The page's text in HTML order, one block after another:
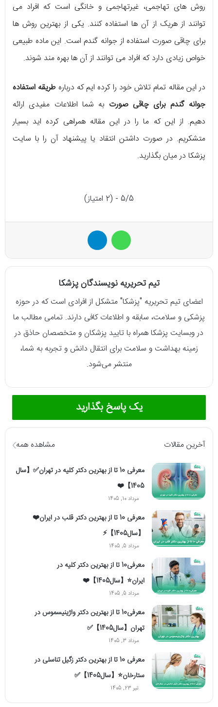
روش های تهاجمی، غیرتهاجمی و خانگی است که افراد می
توانند از هریک از آن ها استفاده کنند. یکی از بهترین روش ها
برای چاقی صورت استفاده از جوانه گندم است. این ماده طبیعی
خواص زیادی دارد که افراد می توانند از آن ها بهره مند شوند.
در این مقاله تمام تلاش خود را کرده ایم که درباره طریقه استفاده
جوانه گندم برای چاقی صورت به شما اطلاعات مفیدی ارائه
دهیم. از این که ما را در این مقاله همراهی کرده اید بسیار
متشکریم. در صورت داشتن انتقاد یا پیشنهاد آن را با سایت
پزشکا در میان بگذارید.
5/5 - (2 امتیاز)
واتس آپ
تیم تحریریه نویسندگان پزشکا
اعضای تیم تحریریه "پزشکا" متشکل از افرادی است که در حوزه
پزشکی و سلامت، سابقه و اطلاعات کافی دارند. تمامی مطالب ما
در وبسایت پزشکا همراه با تایید پزشکان و متخصصان حاذق در
زمینه بهداشت و سلامت برای انتقال دانش و تجربه به شما،
منتشر می‌شود.
یک پاسخ بگذارید
آخرین مقالات مشاهده همه
معرفی 10 تا از بهترین دکتر کلیه در تهران✅【سال
1405】❤️
مرداد 10, 1405
معرفی 10 تا از بهترین دکتر قلب در ایران❤️
【سال1405】⚡️
مرداد 5, 1405
معرفی10 تا از بهترین دکتر کلیه در
ایران⭐【سال1405】❤️
مرداد 5, 1405
معرفی10 تا از بهترین دکتر واژینیسموس در
تهران【سال1405】✅
مرداد 3, 1405
معرفی 10 تا از بهترین دکتر زگیل تناسلی در
ستارخان⭐【سال1405】✅
تیر 23, 1405